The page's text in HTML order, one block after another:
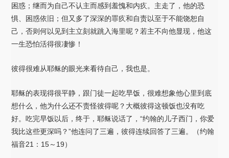
困惑；继而为自己不认主而感到羞愧和内疚。主走了，他的恐
惧、困惑依旧；但又多了深深的罪疚和自责以至于不能饶恕自
己，否则何以见到主立刻就跳入海里呢？若主不向他显现，他这
一生恐怕活得很凄惨！
彼得很难从耶稣的眼光来看待自己，我也是。
耶稣的表现得很平静，跟门徒一起吃早饭，很难想象他心里到底
想什么，他为什么还不责怪彼得呢？大概彼得这顿饭也没有吃
好。吃完早饭以后，终于，耶稣说话了，“约翰的儿子西门，你爱
我比这些更深吗？”他连问了三遍，彼得连续回答了三遍。（约翰
福音21：15～19）